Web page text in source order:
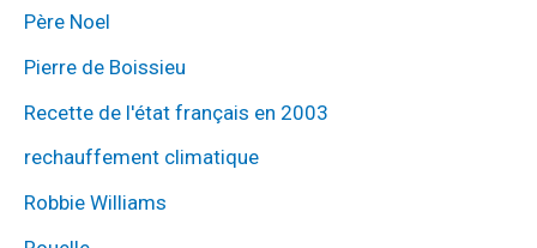
Père Noel
Pierre de Boissieu
Recette de l'état français en 2003
rechauffement climatique
Robbie Williams